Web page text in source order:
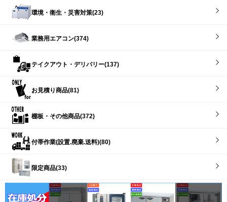
環境・衛生・災害対策(23)
業務用エアコン(374)
テイクアウト・デリバリー(137)
お見積り商品(81)
棚板・その他商品(372)
付帯作業(設置.廃棄.送料)(80)
限定商品(33)